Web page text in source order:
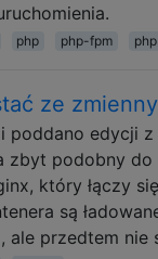
php php-fpm
ze
poddano edycji
zbyt podobny
który łączy
są
ale przedtem nie